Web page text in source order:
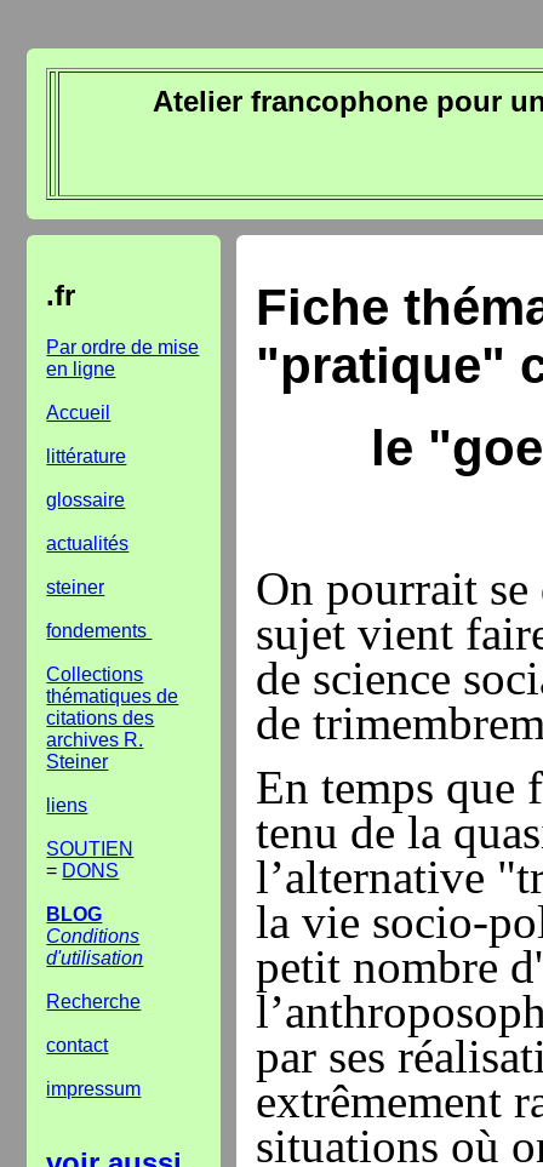
Atelier francophone pour
Fiche
"pratique"
le
On pourrait se
sujet vient
de science
de
En temps que
tenu de la
l’alternative
la vie socio-
petit nombre
par ses
extrêmement
situations où
.fr
Par ordre de mise
en ligne
Accueil
littérature
glossaire
actualités
steiner
fondements
Collections
thématiques de
citations des
archives R.
Steiner
liens
SOUTIEN
= DONS
BLOG
Conditions
d'utilisation
Recherche
contact
impressum